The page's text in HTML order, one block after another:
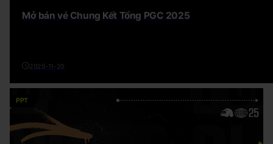
Mở bán vé Chung Kết Tổng PGC 2025
2025-11-20
PPT